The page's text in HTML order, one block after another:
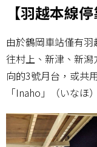
【羽越本線停
由於鶴岡車站僅有
往村上、新津、新
向的3號月台，或共
「Inaho」（いなほ